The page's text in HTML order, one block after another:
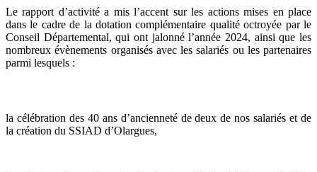
Le rapport d’activité a mis l’accent sur les actions mises en place
dans le cadre de la dotation complémentaire qualité octroyée par le
Conseil Départemental, qui ont jalonné l’année 2024, ainsi que les
nombreux évènements organisés avec les salariés ou les partenaires
parmi lesquels :
la célébration des 40 ans d’ancienneté de deux de nos salariés et de
la création du SSIAD d’Olargues,